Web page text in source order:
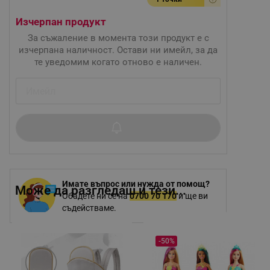
Имате въпрос или нужда от помощ?
Обадете ни се на0700 70 170и ще ви
съдействаме.
Изчерпан продукт
За съжаление в момента този продукт е с
изчерпана наличност. Остави ни имейл, за да
те уведомим когато отново е наличен.
Може да разгледаш и тези...
-50%